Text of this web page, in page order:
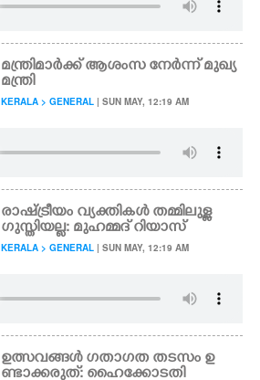
മന്ത്രിമാർക്ക് ആശംസ നേർന്ന് മുഖ്യ
മന്ത്രി
KERALA > GENERAL | SUN MAY, 12:19 AM
രാഷ്ട്രീയം വ്യക്തികൾ തമ്മിലുള്ള
ഗുസ്തിയല്ല: മുഹമ്മദ് റിയാസ്
KERALA > GENERAL | SUN MAY, 12:19 AM
ഉത്സവങ്ങൾ ഗതാഗത തടസം ഉ
ണ്ടാക്കരുത്: ഹൈക്കോടതി